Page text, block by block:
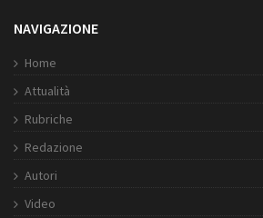
NAVIGAZIONE
Home
Attualità
Rubriche
Redazione
Autori
Video